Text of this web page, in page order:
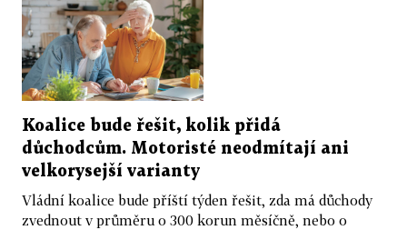
Koalice bude řešit, kolik přidá
důchodcům. Motoristé neodmítají ani
velkorysejší varianty
Vládní koalice bude příští týden řešit, zda má důchody
zvednout v průměru o 300 korun měsíčně, nebo o